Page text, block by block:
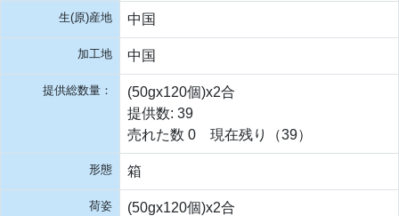
生(原)産地 中国
加工地 中国
提供総数量：
(50gx120個)x2合
提供数: 39
売れた数 0 現在残り（39）
形態 箱
荷姿 (50gx120個)x2合